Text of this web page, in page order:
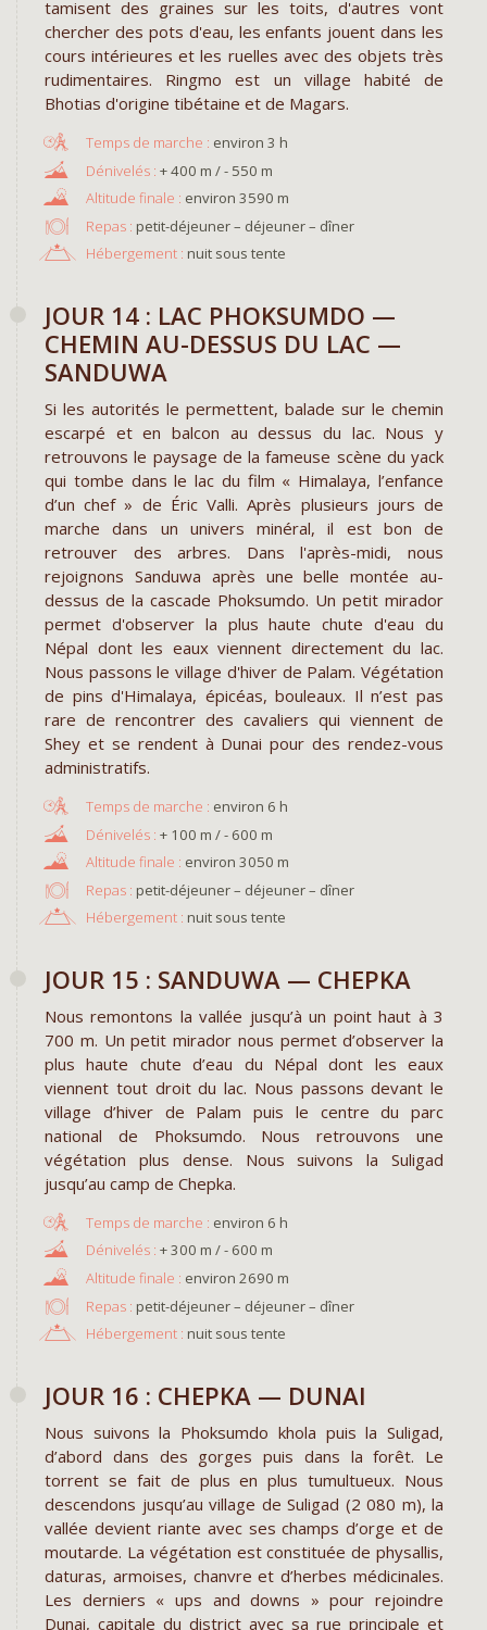
tamisent des graines sur les toits, d'autres vont
chercher des pots d'eau, les enfants jouent dans les
cours intérieures et les ruelles avec des objets très
rudimentaires. Ringmo est un village habité de
Bhotias d'origine tibétaine et de Magars.
environ 3 h
+ 400 m / - 550 m
environ 3590 m
Repas : petit-déjeuner – déjeuner – dîner
Hébergement : nuit sous tente
JOUR 14 : LAC PHOKSUMDO —
CHEMIN AU-DESSUS DU LAC —
SANDUWA
Si les autorités le permettent, balade sur le chemin
escarpé et en balcon au dessus du lac. Nous y
retrouvons le paysage de la fameuse scène du yack
qui tombe dans le lac du film « Himalaya, l’enfance
d’un chef » de Éric Valli. Après plusieurs jours de
marche dans un univers minéral, il est bon de
retrouver des arbres. Dans l'après-midi, nous
rejoignons Sanduwa après une belle montée au-
dessus de la cascade Phoksumdo. Un petit mirador
permet d'observer la plus haute chute d'eau du
Népal dont les eaux viennent directement du lac.
Nous passons le village d'hiver de Palam. Végétation
de pins d'Himalaya, épicéas, bouleaux. Il n’est pas
rare de rencontrer des cavaliers qui viennent de
Shey et se rendent à Dunai pour des rendez-vous
administratifs.
environ 6 h
+ 100 m / - 600 m
environ 3050 m
Repas : petit-déjeuner – déjeuner – dîner
Hébergement : nuit sous tente
JOUR 15 : SANDUWA — CHEPKA
Nous remontons la vallée jusqu’à un point haut à 3
700 m. Un petit mirador nous permet d’observer la
plus haute chute d’eau du Népal dont les eaux
viennent tout droit du lac. Nous passons devant le
village d’hiver de Palam puis le centre du parc
national de Phoksumdo. Nous retrouvons une
végétation plus dense. Nous suivons la Suligad
jusqu’au camp de Chepka.
environ 6 h
+ 300 m / - 600 m
environ 2690 m
Repas : petit-déjeuner – déjeuner – dîner
Hébergement : nuit sous tente
JOUR 16 : CHEPKA — DUNAI
Nous suivons la Phoksumdo khola puis la Suligad,
d’abord dans des gorges puis dans la forêt. Le
torrent se fait de plus en plus tumultueux. Nous
descendons jusqu’au village de Suligad (2 080 m), la
vallée devient riante avec ses champs d’orge et de
moutarde. La végétation est constituée de physallis,
daturas, armoises, chanvre et d’herbes médicinales.
Les derniers « ups and downs » pour rejoindre
Dunai, capitale du district avec sa rue principale et